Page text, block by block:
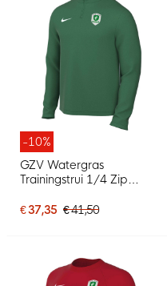
-10%
GZV Watergras
Trainingstrui 1/4 Zip
€ 37,35 € 41,50